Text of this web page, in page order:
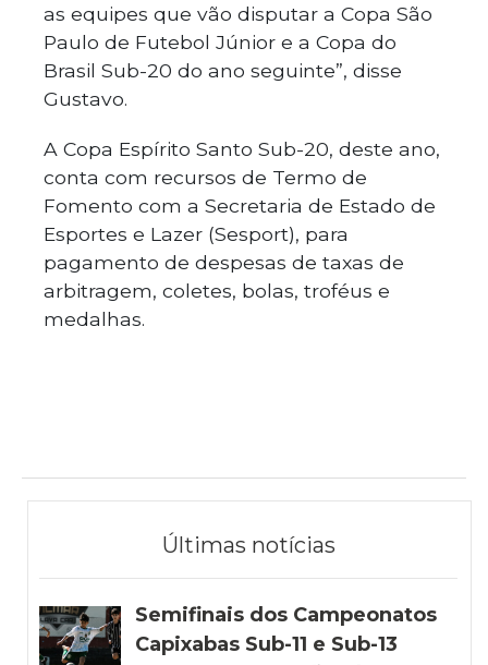
as equipes que vão disputar a Copa São
Paulo de Futebol Júnior e a Copa do
Brasil Sub-20 do ano seguinte”, disse
Gustavo.
A Copa Espírito Santo Sub-20, deste ano,
conta com recursos de Termo de
Fomento com a Secretaria de Estado de
Esportes e Lazer (Sesport), para
pagamento de despesas de taxas de
arbitragem, coletes, bolas, troféus e
medalhas.
Últimas notícias
Semifinais dos Campeonatos
Capixabas Sub-11 e Sub-13